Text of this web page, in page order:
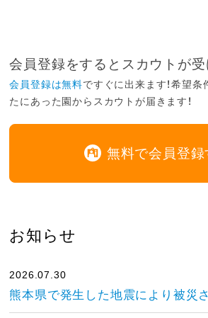
会員登録をするとスカウトが受
会員登録は無料ですぐに出来ます！希望
たにあった園からスカウトが届きます！
無料で会員登録
お知らせ
2026.07.30
熊本県で発生した地震により被災